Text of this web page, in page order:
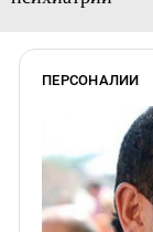
ПЕРСОНАЛИИ